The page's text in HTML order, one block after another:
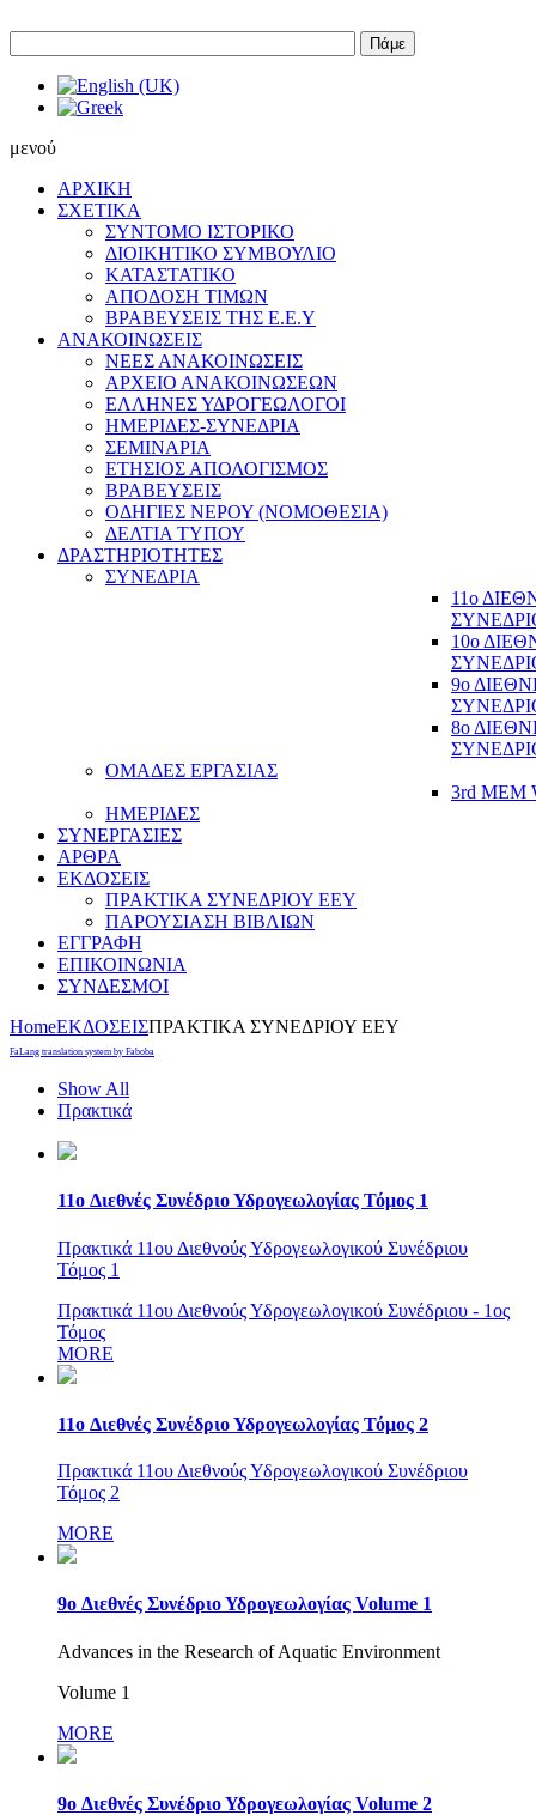
Πάμε
μενού
ΑΡΧΙΚΗ
ΣΧΕΤΙΚΑ
ΣΥΝΤΟΜΟ ΙΣΤΟΡΙΚΟ
ΔΙΟΙΚΗΤΙΚΟ ΣΥΜΒΟΥΛΙΟ
ΚΑΤΑΣΤΑΤΙΚΟ
ΑΠΟΔΟΣΗ ΤΙΜΩΝ
ΒΡΑΒΕΥΣΕΙΣ ΤΗΣ Ε.Ε.Υ
ΑΝΑΚΟΙΝΩΣΕΙΣ
ΝΕΕΣ ΑΝΑΚΟΙΝΩΣΕΙΣ
ΑΡΧΕΙΟ ΑΝΑΚΟΙΝΩΣΕΩΝ
ΕΛΛΗΝΕΣ ΥΔΡΟΓΕΩΛΟΓΟΙ
ΗΜΕΡΙΔΕΣ-ΣΥΝΕΔΡΙΑ
ΣΕΜΙΝΑΡΙΑ
ΕΤΗΣΙΟΣ ΑΠΟΛΟΓΙΣΜΟΣ
ΒΡΑΒΕΥΣΕΙΣ
ΟΔΗΓΙΕΣ ΝΕΡΟΥ (ΝΟΜΟΘΕΣΙΑ)
ΔΕΛΤΙΑ ΤΥΠΟΥ
ΔΡΑΣΤΗΡΙΟΤΗΤΕΣ
ΣΥΝΕΔΡΙΑ
11ο
10ο
9ο
8ο
ΟΜΑΔΕΣ ΕΡΓΑΣΙΑΣ
3rd MEM
ΗΜΕΡΙΔΕΣ
ΣΥΝΕΡΓΑΣΙΕΣ
ΑΡΘΡΑ
ΕΚΔΟΣΕΙΣ
ΠΡΑΚΤΙΚΑ ΣΥΝΕΔΡΙΟΥ ΕΕΥ
ΠΑΡΟΥΣΙΑΣΗ ΒΙΒΛΙΩΝ
ΕΓΓΡΑΦΗ
ΕΠΙΚΟΙΝΩΝΙΑ
ΣΥΝΔΕΣΜΟΙ
HomeΕΚΔΟΣΕΙΣΠΡΑΚΤΙΚΑ ΣΥΝΕΔΡΙΟΥ ΕΕΥ
FaLang translation system by Faboba
Show All
Πρακτικά
11o Διεθνές Συνέδριο Υδρογεωλογίας Τόμος 1
Πρακτικά 11oυ Διεθνούς Υδρογεωλογικού Συνέδριου
Τόμος 1
Πρακτικά 11oυ Διεθνούς Υδρογεωλογικού Συνέδριου - 1ος
Τόμος
MORE
11o Διεθνές Συνέδριο Υδρογεωλογίας Τόμος 2
Πρακτικά 11oυ Διεθνούς Υδρογεωλογικού Συνέδριου
Τόμος 2
MORE
9o Διεθνές Συνέδριο Υδρογεωλογίας Volume 1
Advances in the Research of Aquatic Environment
Volume 1
MORE
9o Διεθνές Συνέδριο Υδρογεωλογίας Volume 2